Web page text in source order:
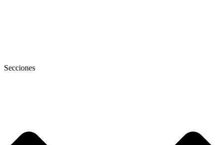
Secciones